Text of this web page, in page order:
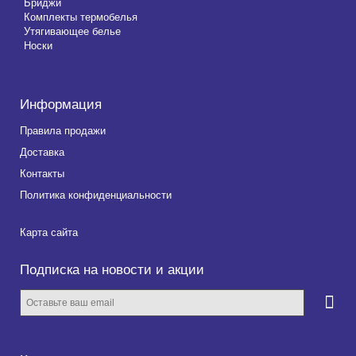
Бриджи
Комплекты термобелья
Утягивающее белье
Носки
Информация
Правила продажи
Доставка
Контакты
Политика конфиденциальности
Карта сайта
Подписка на новости и акции